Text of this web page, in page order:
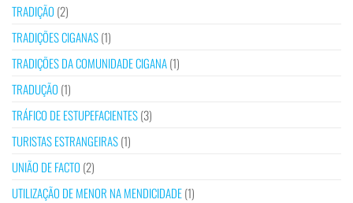
TRADIÇÃO (2)
TRADIÇÕES CIGANAS(1)
TRADIÇÕES DA COMUNIDADE CIGANA(1)
TRADUÇÃO (1)
TRÁFICO DE ESTUPEFACIENTES(3)
TURISTAS ESTRANGEIRAS(1)
UNIÃO DE FACTO (2)
UTILIZAÇÃO DE MENOR NA MENDICIDADE(1)